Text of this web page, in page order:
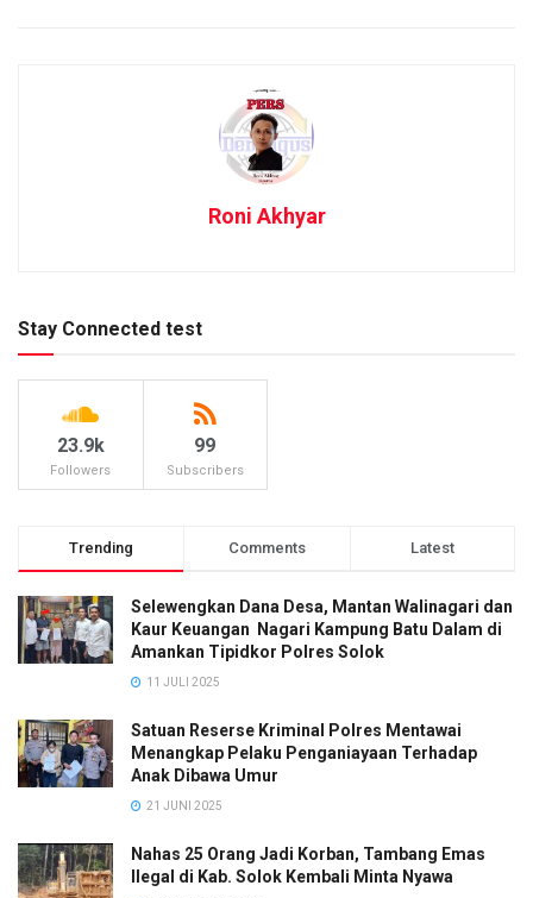
Roni Akhyar
Stay Connected test
23.9k
Followers
99
Subscribers
Trending Comments Latest
Selewengkan Dana Desa, Mantan Walinagari dan
Kaur Keuangan Nagari Kampung Batu Dalam di
Amankan Tipidkor Polres Solok
11 JULI 2025
Satuan Reserse Kriminal Polres Mentawai
Menangkap Pelaku Penganiayaan Terhadap
Anak Dibawa Umur
21 JUNI 2025
Nahas 25 Orang Jadi Korban, Tambang Emas
Ilegal di Kab. Solok Kembali Minta Nyawa